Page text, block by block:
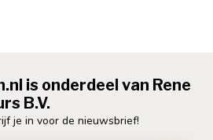
is onderdeel van Rene
B.V.
je in voor de nieuwsbrief!